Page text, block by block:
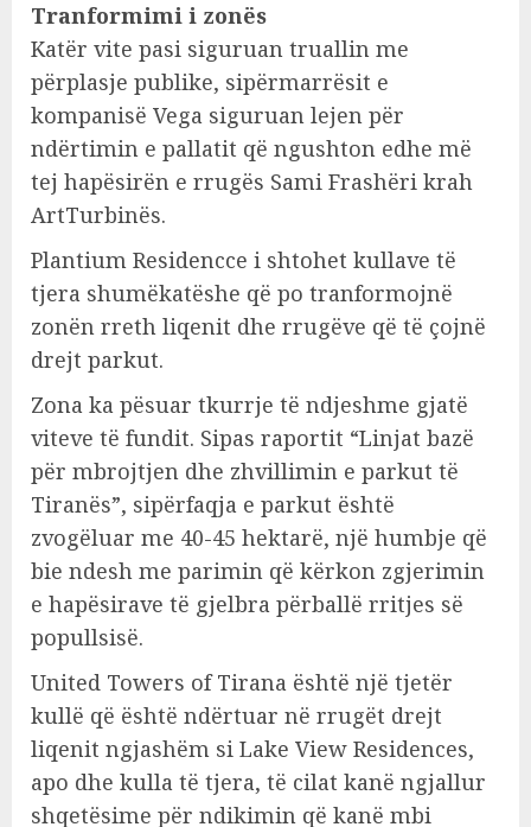
Tranformimi i zonës
Katër vite pasi siguruan truallin me
përplasje publike, sipërmarrësit e
kompanisë Vega siguruan lejen për
ndërtimin e pallatit që ngushton edhe më
tej hapësirën e rrugës Sami Frashëri krah
ArtTurbinës.
Plantium Residencce i shtohet kullave të
tjera shumëkatëshe që po tranformojnë
zonën rreth liqenit dhe rrugëve që të çojnë
drejt parkut.
Zona ka pësuar tkurrje të ndjeshme gjatë
viteve të fundit. Sipas raportit “Linjat bazë
për mbrojtjen dhe zhvillimin e parkut të
Tiranës”, sipërfaqja e parkut është
zvogëluar me 40-45 hektarë, një humbje që
bie ndesh me parimin që kërkon zgjerimin
e hapësirave të gjelbra përballë rritjes së
popullsisë.
United Towers of Tirana është një tjetër
kullë që është ndërtuar në rrugët drejt
liqenit ngjashëm si Lake View Residences,
apo dhe kulla të tjera, të cilat kanë ngjallur
shqetësime për ndikimin që kanë mbi